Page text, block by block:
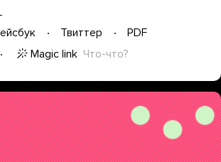
Твиттер
PDF
Magic link Что-что?